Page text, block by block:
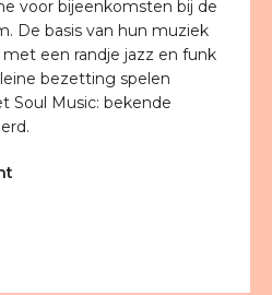
voor bijeenkomsten bij de
De basis van hun muziek
een randje jazz en funk
bezetting spelen
Soul Music: bekende